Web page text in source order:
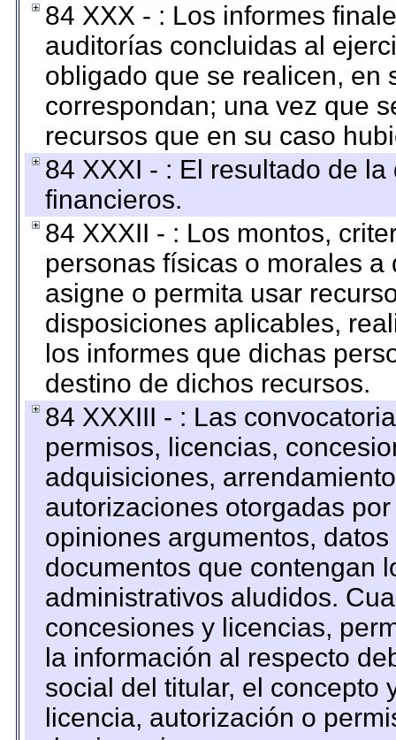
84 XXX - : Los informes
auditorías concluidas al
obligado que se realicen, en
correspondan; una vez que
recursos que en su caso
84 XXXI - : El resultado de
financieros.
84 XXXII - : Los montos,
personas físicas o morales
asigne o permita usar
disposiciones aplicables,
los informes que dichas
destino de dichos recursos.
84 XXXIII - : Las
permisos, licencias,
adquisiciones,
autorizaciones otorgadas
opiniones argumentos,
documentos que contengan
administrativos aludidos.
concesiones y licencias,
la información al respecto
social del titular, el concepto
licencia, autorización o